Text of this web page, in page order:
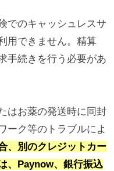
でのキャッシュレスサ
用できません。精算
手続きを行う必要があ
はお薬の発送時に同封
ーク等のトラブルによ
、別のクレジットカー
、Paynow、銀行振込